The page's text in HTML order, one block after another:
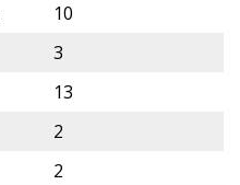
10
3
13
2
2